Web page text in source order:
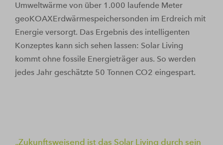
Umweltwärme von über 1.000 laufende Meter
geoKOAXErdwärmespeichersonden im Erdreich mit
Energie versorgt. Das Ergebnis des intelligenten
Konzeptes kann sich sehen lassen: Solar Living
kommt ohne fossile Energieträger aus. So werden
jedes Jahr geschätzte 50 Tonnen CO2 eingespart.
Zukunftsweisend ist das Solar Living durch sein